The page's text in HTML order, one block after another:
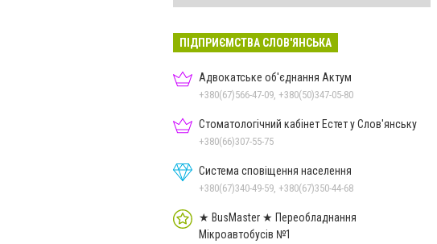
ПІДПРИЄМСТВА СЛОВ'ЯНСЬКА
Адвокатське об'єднання Актум
+380(67)566-47-09, +380(50)347-05-80
Стоматологічний кабінет Естет у Слов'янську
+380(66)307-55-75
Система сповіщення населення
+380(67)340-49-59, +380(67)350-44-68
★ BusMaster ★ Переобладнання
Мікроавтобусів №1